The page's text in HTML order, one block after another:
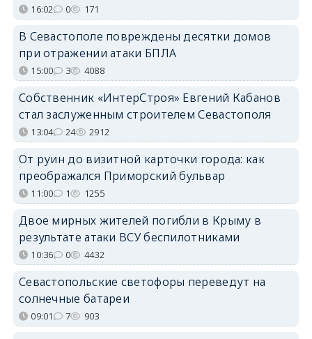
16:02 0 171
В Севастополе повреждены десятки домов
при отражении атаки БПЛА
15:00 3 4088
Собственник «ИнтерСтроя» Евгений Кабанов
стал заслуженным строителем Севастополя
13:04 24 2912
От руин до визитной карточки города: как
преображался Приморский бульвар
11:00 1 1255
Двое мирных жителей погибли в Крыму в
результате атаки ВСУ беспилотниками
10:36 0 4432
Севастопольские светофоры переведут на
солнечные батареи
09:01 7 903